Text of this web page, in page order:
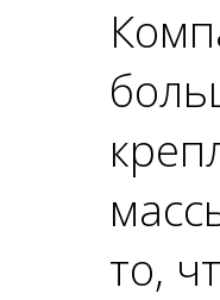
то,